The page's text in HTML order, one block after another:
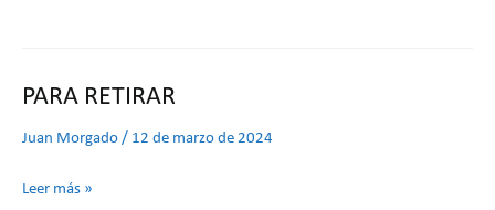
PARA RETIRAR
Juan Morgado / 12 de marzo de 2024
PARA
Leer más »